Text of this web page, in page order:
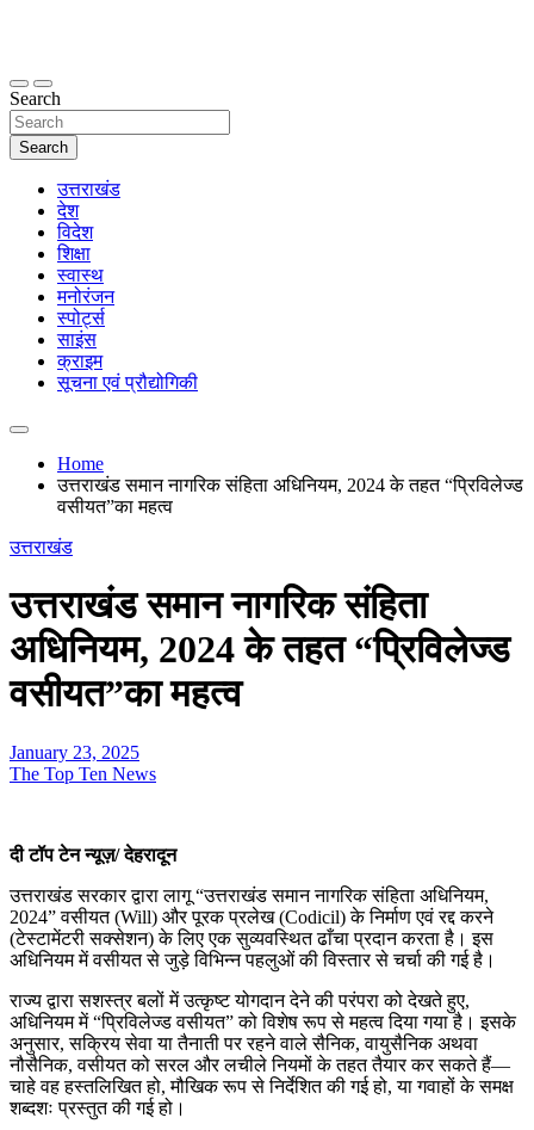
thetoptennews.com
Search
Search
उत्तराखंड
देश
विदेश
शिक्षा
स्वास्थ
मनोरंजन
स्पोर्ट्स
साइंस
क्राइम
सूचना एवं प्रौद्योगिकी
Home
उत्तराखंड समान नागरिक संहिता अधिनियम, 2024 के तहत “प्रिविलेज्ड
वसीयत”का महत्व
उत्तराखंड
उत्तराखंड समान नागरिक संहिता
अधिनियम, 2024 के तहत “प्रिविलेज्ड
वसीयत”का महत्व
January 23, 2025
The Top Ten News
दी टॉप टेन न्यूज़/ देहरादून
उत्तराखंड सरकार द्वारा लागू “उत्तराखंड समान नागरिक संहिता अधिनियम,
2024” वसीयत (Will) और पूरक प्रलेख (Codicil) के निर्माण एवं रद्द करने
(टेस्टामेंटरी सक्सेशन) के लिए एक सुव्यवस्थित ढाँचा प्रदान करता है। इस
अधिनियम में वसीयत से जुड़े विभिन्न पहलुओं की विस्तार से चर्चा की गई है।
राज्य द्वारा सशस्त्र बलों में उत्कृष्ट योगदान देने की परंपरा को देखते हुए,
अधिनियम में “प्रिविलेज्ड वसीयत” को विशेष रूप से महत्व दिया गया है। इसके
अनुसार, सक्रिय सेवा या तैनाती पर रहने वाले सैनिक, वायुसैनिक अथवा
नौसैनिक, वसीयत को सरल और लचीले नियमों के तहत तैयार कर सकते हैं—
चाहे वह हस्तलिखित हो, मौखिक रूप से निर्देशित की गई हो, या गवाहों के समक्ष
शब्दशः प्रस्तुत की गई हो।